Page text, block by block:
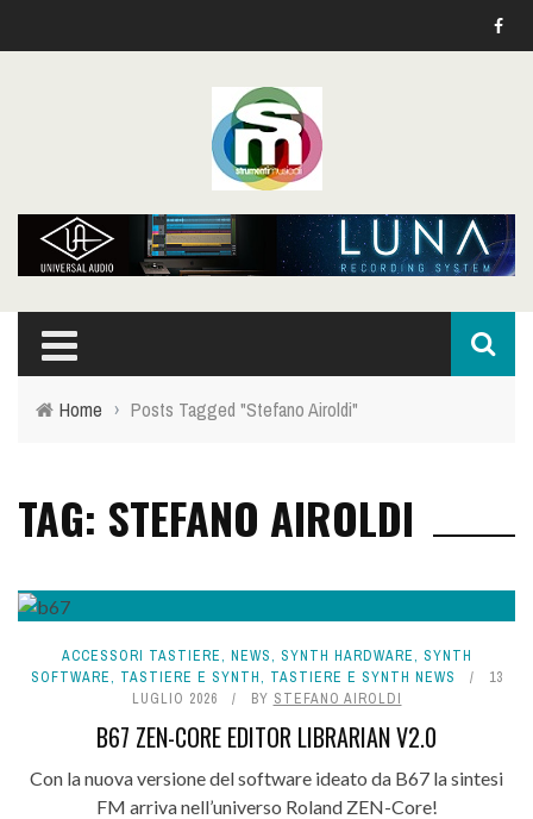
Home › Posts Tagged "Stefano Airoldi"
TAG: STEFANO AIROLDI
ACCESSORI TASTIERE, NEWS, SYNTH HARDWARE, SYNTH
SOFTWARE, TASTIERE E SYNTH, TASTIERE E SYNTH NEWS
13
LUGLIO 2026
BY STEFANO AIROLDI
B67 ZEN-CORE EDITOR LIBRARIAN V2.0
Con la nuova versione del software ideato da B67 la sintesi
FM arriva nell’universo Roland ZEN-Core!